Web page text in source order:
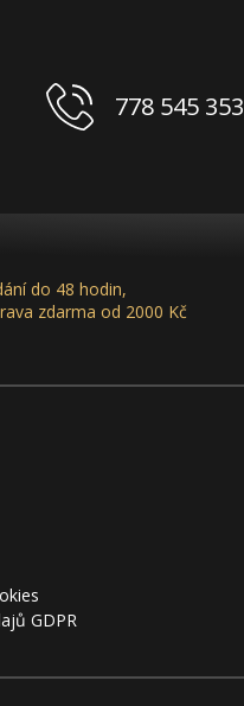
778 545 353
do 48 hodin,
zdarma od 2000 Kč
GDPR